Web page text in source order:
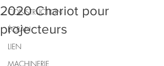
CONSTRUCTION
ÉCRAN
LIEN
MACHINERIE
2020 Chariot pour
projecteurs